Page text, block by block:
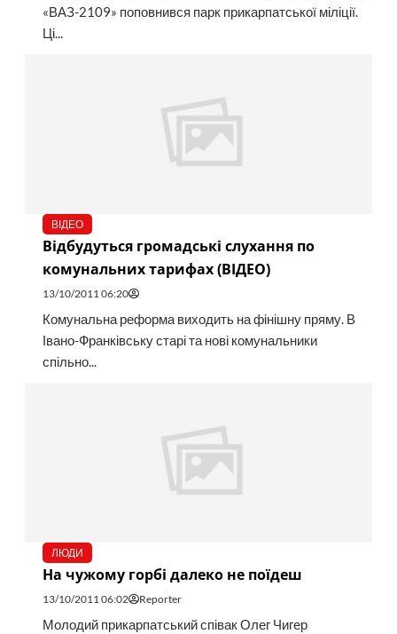
«ВАЗ-2109» поповнився парк прикарпатської міліції.
Ці...
ВІДЕО
Відбудуться громадські слухання по
комунальних тарифах (ВІДЕО)
13/10/2011 06:20
Комунальна реформа виходить на фінішну пряму. В
Івано-Франківську старі та нові комунальники
спільно...
ЛЮДИ
На чужому горбі далеко не поїдеш
13/10/2011 06:02 Reporter
Молодий прикарпатський співак Олег Чигер